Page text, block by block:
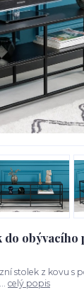
obývacího
stolek z kovu s
celý popis